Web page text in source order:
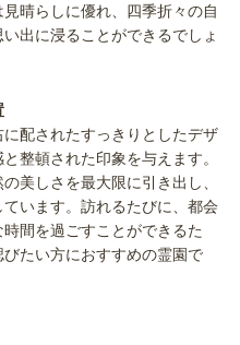
晴らしに優れ、四季折々の自
出に浸ることができるでしょ
に配されたすっきりとしたデザ
整頓された印象を与えます。
美しさを最大限に引き出し、
います。訪れるたびに、都会
間を過ごすことができるた
たい方におすすめの霊園で